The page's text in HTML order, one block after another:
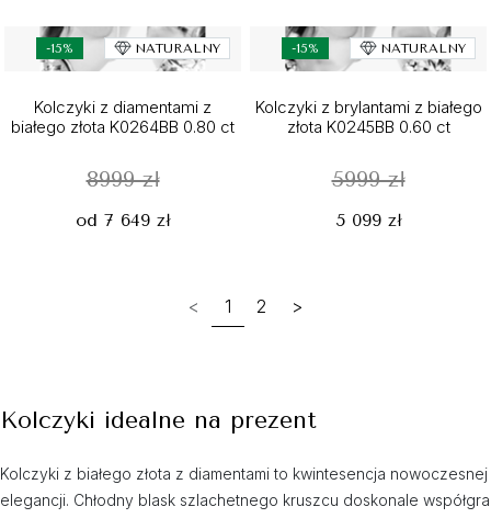
-15% NATURALNY
Kolczyki z diamentami z
białego złota K0264BB 0.80 ct
8999 zł
od 7 649 zł
-15% NATURALNY
Kolczyki z brylantami z białego
złota K0245BB 0.60 ct
5999 zł
5 099 zł
< 1 2 >
Kolczyki idealne na prezent
Kolczyki z białego złota z diamentami to kwintesencja nowoczesnej
elegancji. Chłodny blask szlachetnego kruszcu doskonale współgra